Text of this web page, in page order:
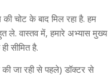
चोट के बाद मिल रहा है. हम
ले. वास्तव में, हमारे अभ्यास मुख्य
सीमित है.
जा रही से पहले) डॉक्टर से